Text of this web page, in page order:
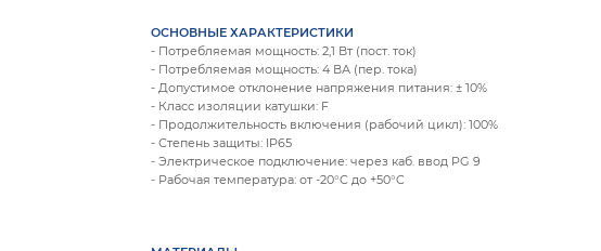
ОСНОВНЫЕ ХАРАКТЕРИСТИКИ
- Потребляемая мощность: 2,1 Вт (пост. ток)
- Потребляемая мощность: 4 ВА (пер. тока)
- Допустимое отклонение напряжения питания: ± 10%
- Класс изоляции катушки: F
- Продолжительность включения (рабочий цикл): 100%
- Степень защиты: IP65
- Электрическое подключение: через каб. ввод PG 9
- Рабочая температура: от -20°C до +50°C